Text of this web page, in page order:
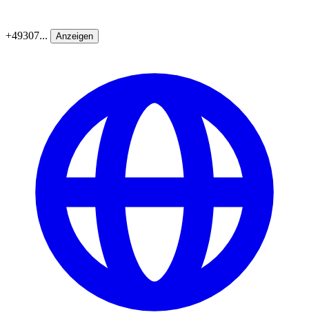
+49307... Anzeigen